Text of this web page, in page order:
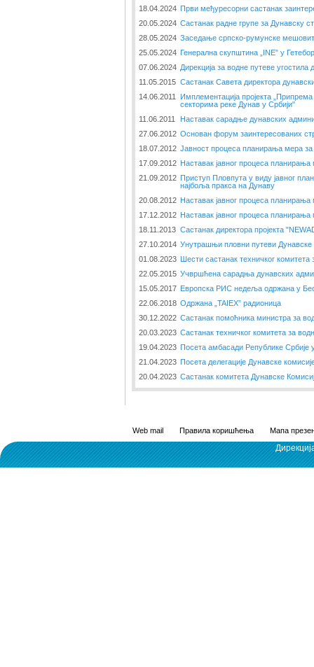
18.04.2024 Први међуресорни састанак
20.05.2024 Састанак радне групе за Дунавску
28.05.2024 Заседање српско-румунске
25.05.2024 Генерална скупштина „INE” у
07.06.2024 Дирекција за водне путеве угостила
11.05.2015 Састанак Савета директора
14.06.2011
Имплементација пројекта
секторима реке Дунав у Србији"
11.06.2011
Наставак сарадње дунавских
27.06.2012 Основан форум заинтересованих
18.07.2012 Јавност процеса планирања мера
17.09.2012 Наставак јавног процеса
21.09.2012 Приступ Пловпута у виду јавног
најбоља пракса на Дунаву
20.08.2012 Наставак јавног процеса
17.12.2012 Наставак јавног процеса
18.11.2013 Састанак директора пројекта
27.10.2014 Унутрашњи пловни путеви Дунавске
01.08.2023 Шести састанак техничког
22.05.2015 Учвршћена сарадња дунавских
15.05.2017 Европска РИС недеља одржана у
22.06.2018 Одржана „TAIEX” радионица
30.12.2022 Састанак помоћника министра за
20.03.2023 Састанак техничког комитета за
19.04.2023 Посета амбасади Републике Србије
21.04.2023 Посета делегације Дунавске
20.04.2023 Састанак комитета Дунавске
Web mail Правила коришћења Мапа